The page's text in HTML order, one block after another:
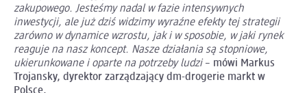
zakupowego. Jesteśmy nadal w fazie intensywnych
inwestycji, ale już dziś widzimy wyraźne efekty tej strategii
zarówno w dynamice wzrostu, jak i w sposobie, w jaki rynek
reaguje na nasz koncept. Nasze działania są stopniowe,
ukierunkowane i oparte na potrzeby ludzi – mówi Markus
Trojansky, dyrektor zarządzający dm-drogerie markt w
Polsce.